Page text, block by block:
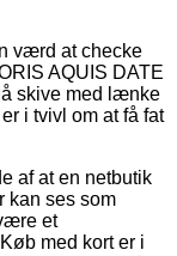
værd at checke
AQUIS DATE
skive med lænke
i tvivl om at få fat
af at en netbutik
kan ses som
et
med kort er i